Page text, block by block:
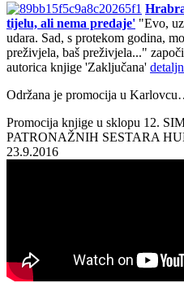
tijelu, ali nema predaje' "Evo,
udara. Sad, s protekom godina,
preživjela, baš preživjela..."
autorica knjige 'Zaključana'
Održana je promocija u
Promocija knjige u sklopu 12.
PATRONAŽNIH SESTARA
23.9.2016